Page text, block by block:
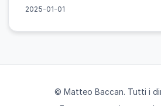
2025-01-01
© Matteo Baccan. Tutti i